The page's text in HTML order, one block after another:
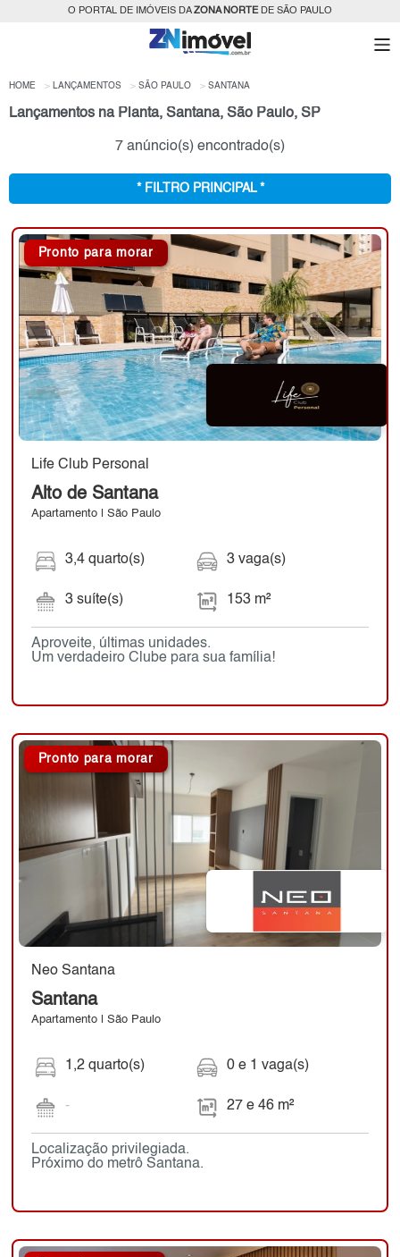
O PORTAL DE IMÓVEIS DAZONA NORTEDE SÃO PAULO
HOME LANÇAMENTOS SÃO PAULO SANTANA
Lançamentos na Planta, Santana, São Paulo, SP
7 anúncio(s) encontrado(s)
* FILTRO PRINCIPAL *
Pronto para morar
Life Club Personal
Alto de Santana
Apartamento | São Paulo
3,4 quarto(s)
3 suíte(s)
3 vaga(s)
153 m²
Aproveite, últimas unidades.
Um verdadeiro Clube para sua família!
Pronto para morar
Neo Santana
Santana
Apartamento | São Paulo
1,2 quarto(s)
-
0 e 1 vaga(s)
27 e 46 m²
Localização privilegiada.
Próximo do metrô Santana.